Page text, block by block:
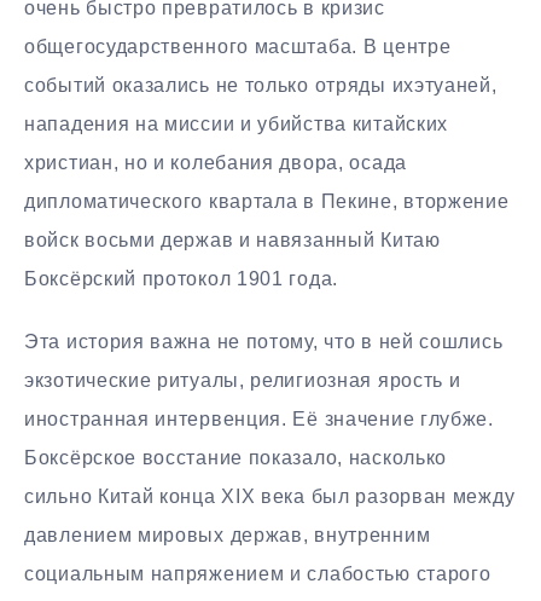
очень быстро превратилось в кризис
общегосударственного масштаба. В центре
событий оказались не только отряды ихэтуаней,
нападения на миссии и убийства китайских
христиан, но и колебания двора, осада
дипломатического квартала в Пекине, вторжение
войск восьми держав и навязанный Китаю
Боксёрский протокол 1901 года.
Эта история важна не потому, что в ней сошлись
экзотические ритуалы, религиозная ярость и
иностранная интервенция. Её значение глубже.
Боксёрское восстание показало, насколько
сильно Китай конца XIX века был разорван между
давлением мировых держав, внутренним
социальным напряжением и слабостью старого